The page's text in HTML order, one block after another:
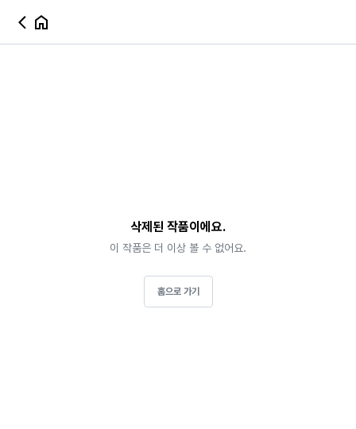
삭제된 작품이에요.
이 작품은 더 이상 볼 수 없어요.
홈으로 가기